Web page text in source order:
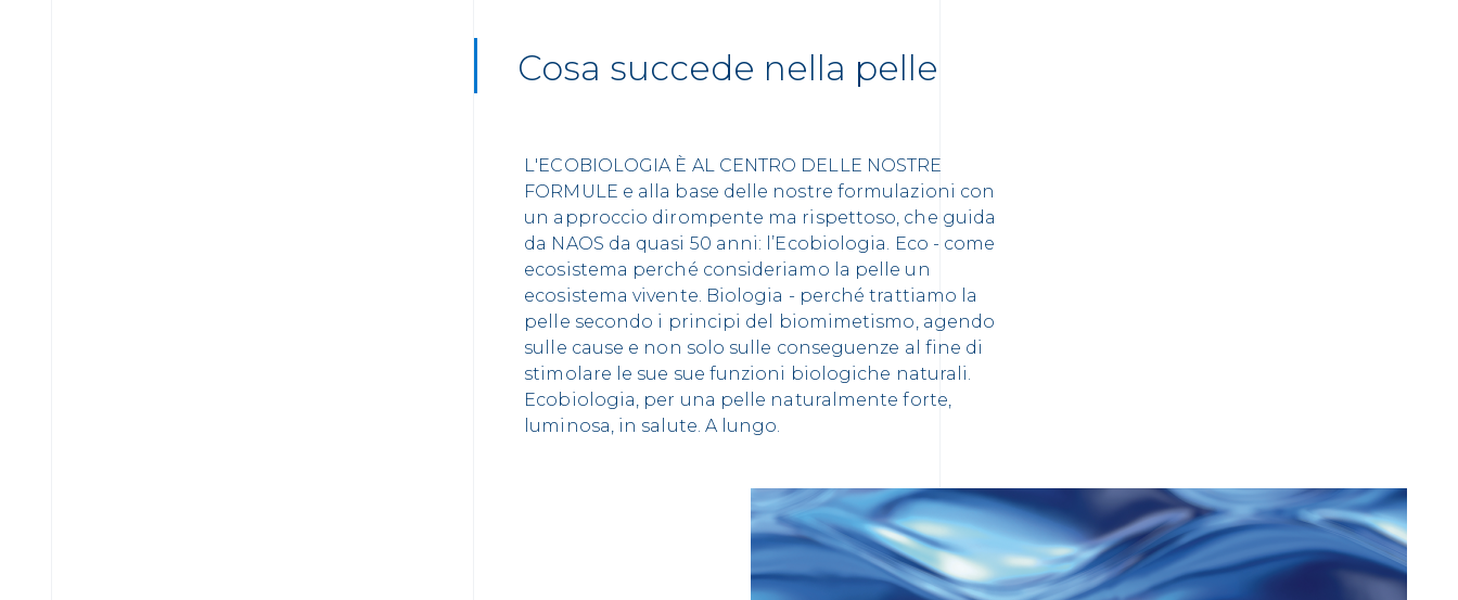
Cosa succede nella pelle
L'ECOBIOLOGIA È AL CENTRO DELLE NOSTRE
FORMULE e alla base delle nostre formulazioni con
un approccio dirompente ma rispettoso, che guida
da NAOS da quasi 50 anni: l’Ecobiologia. Eco - come
ecosistema perché consideriamo la pelle un
ecosistema vivente. Biologia - perché trattiamo la
pelle secondo i principi del biomimetismo, agendo
sulle cause e non solo sulle conseguenze al fine di
stimolare le sue sue funzioni biologiche naturali.
Ecobiologia, per una pelle naturalmente forte,
luminosa, in salute. A lungo.